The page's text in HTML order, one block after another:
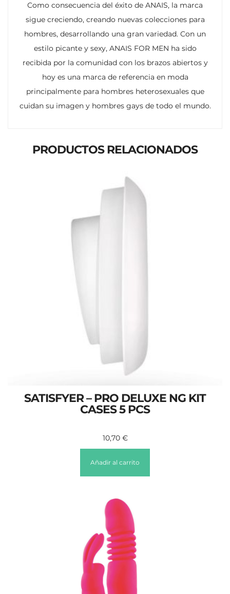
Como consecuencia del éxito de ANAIS, la marca
sigue creciendo, creando nuevas colecciones para
hombres, desarrollando una gran variedad. Con un
estilo picante y sexy, ANAIS FOR MEN ha sido
recibida por la comunidad con los brazos abiertos y
hoy es una marca de referencia en moda
principalmente para hombres heterosexuales que
cuidan su imagen y hombres gays de todo el mundo.
PRODUCTOS RELACIONADOS
SATISFYER – PRO DELUXE NG KIT
CASES 5 PCS
10,70 €
Añadir al carrito